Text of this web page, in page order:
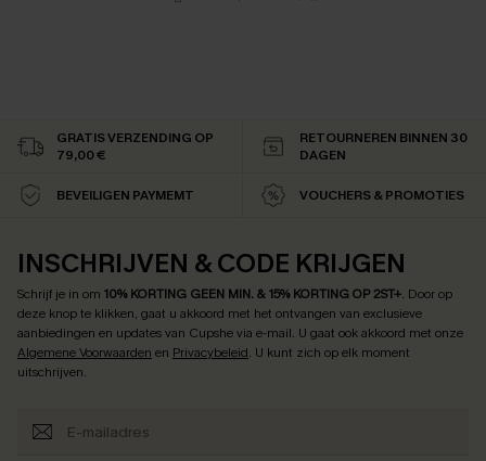
GRATIS VERZENDING OP
79,00 €
RETOURNEREN BINNEN 30
DAGEN
BEVEILIGEN PAYMEMT VOUCHERS & PROMOTIES
INSCHRIJVEN & CODE KRIJGEN
Schrijf je in om 10% KORTING GEEN MIN. & 15% KORTING OP 2ST+. Door op
deze knop te klikken, gaat u akkoord met het ontvangen van exclusieve
aanbiedingen en updates van Cupshe via e-mail. U gaat ook akkoord met onze
Algemene Voorwaarden en Privacybeleid. U kunt zich op elk moment
uitschrijven.